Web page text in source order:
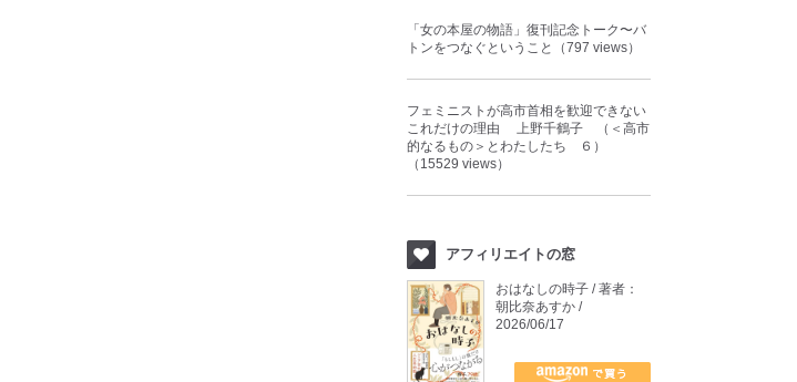
「女の本屋の物語」復刊記念トーク〜バ
トンをつなぐということ（797 views）
フェミニストが高市首相を歓迎できない
これだけの理由 上野千鶴子 （＜高市
的なるもの＞とわたしたち ６）
（15529 views）
アフィリエイトの窓
おはなしの時子 / 著者：
朝比奈あすか /
2026/06/17